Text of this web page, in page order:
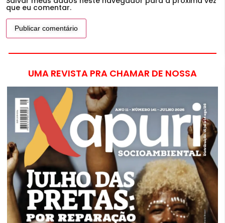
que eu comentar.
UMA REVISTA PRA CHAMAR DE NOSSA